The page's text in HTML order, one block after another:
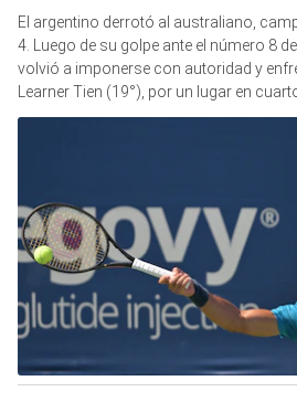
El argentino derrotó al australiano,
4. Luego de su golpe ante el número 8
volvió a imponerse con autoridad y
Learner Tien (19°), por un lugar en